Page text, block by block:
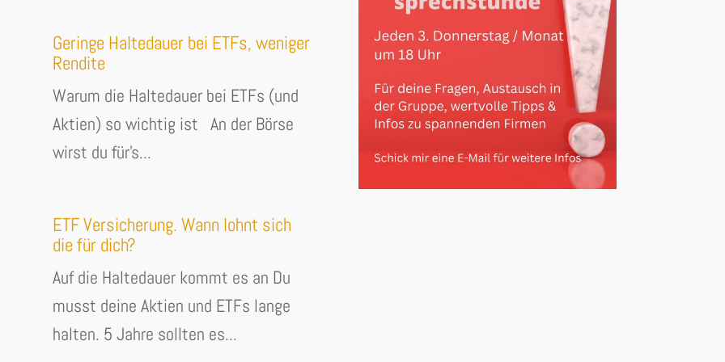
Geringe Haltedauer bei ETFs, weniger
Rendite
Warum die Haltedauer bei ETFs (und
Aktien) so wichtig ist An der Börse
wirst du für's...
ETF Versicherung. Wann lohnt sich
die für dich?
Auf die Haltedauer kommt es an Du
musst deine Aktien und ETFs lange
halten. 5 Jahre sollten es...